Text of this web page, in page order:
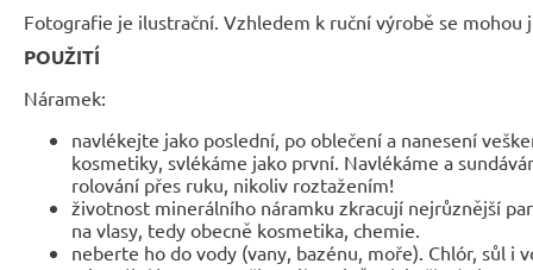
Fotografie je ilustrační. Vzhledem k ruční výrobě se
POUŽITÍ
Náramek:
navlékejte jako poslední, po oblečení a nanesení
kosmetiky, svlékáme jako první. Navlékáme a
rolování přes ruku, nikoliv roztažením!
životnost minerálního náramku zkracují nejrůznější
na vlasy, tedy obecně kosmetika, chemie.
neberte ho do vody (vany, bazénu, moře). Chlór, sůl i